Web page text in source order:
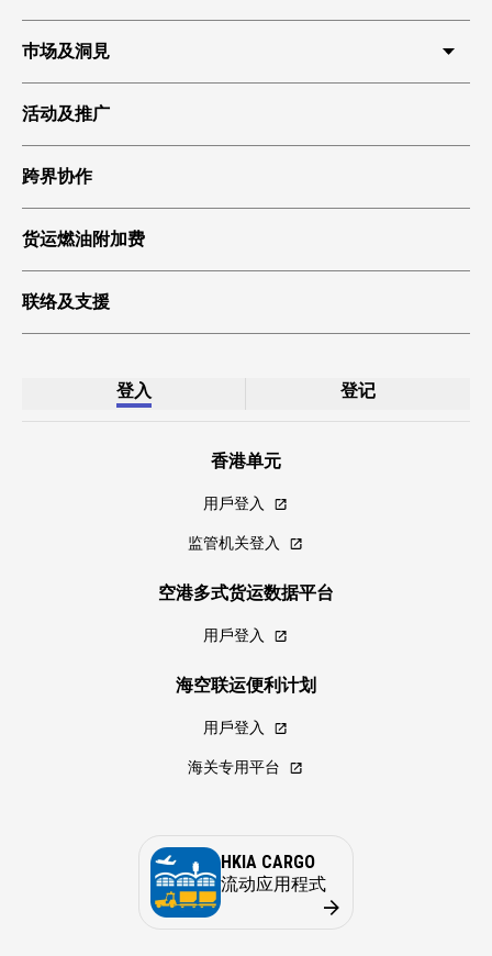
巿场及洞見
活动及推广
跨界协作
货运燃油附加费
联络及支援
登入 登记
香港单元
用戶登入
监管机关登入
空港多式货运数据平台
用戶登入
海空联运便利计划
用戶登入
海关专用平台
HKIA CARGO
流动应用程式